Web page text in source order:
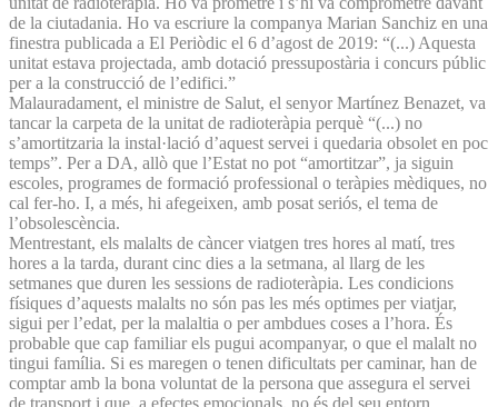
de la ciutadania. Ho va escriure la companya Marian Sanchiz en una
finestra publicada a El Periòdic el 6 d’agost de 2019: “(...) Aquesta
unitat estava projectada, amb dotació pressupostària i concurs públic
per a la construcció de l’edifici.”
Malauradament, el ministre de Salut, el senyor Martínez Benazet, va
tancar la carpeta de la unitat de radioteràpia perquè “(...) no
s’amortitzaria la instal·lació d’aquest servei i quedaria obsolet en poc
temps”. Per a DA, allò que l’Estat no pot “amortitzar”, ja siguin
escoles, programes de formació professional o teràpies mèdiques, no
cal fer-ho. I, a més, hi afegeixen, amb posat seriós, el tema de
l’obsolescència.
Mentrestant, els malalts de càncer viatgen tres hores al matí, tres
hores a la tarda, durant cinc dies a la setmana, al llarg de les
setmanes que duren les sessions de radioteràpia. Les condicions
físiques d’aquests malalts no són pas les més optimes per viatjar,
sigui per l’edat, per la malaltia o per ambdues coses a l’hora. És
probable que cap familiar els pugui acompanyar, o que el malalt no
tingui família. Si es maregen o tenen dificultats per caminar, han de
comptar amb la bona voluntat de la persona que assegura el servei
de transport i que, a efectes emocionals, no és del seu entorn